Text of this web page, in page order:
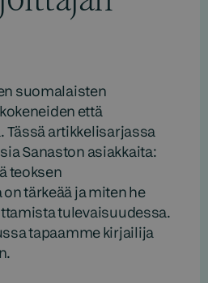
suomalaisten
että
Tässä artikkelisarjassa
Sanaston asiakkaita:
teoksen
tärkeää ja miten he
tulevaisuudessa.
tapaamme kirjailija